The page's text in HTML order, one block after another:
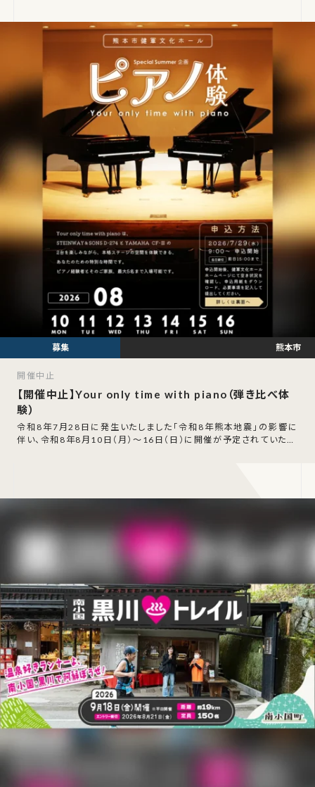
【開催中止】Your only time with piano（弾き比べ体
験）
令和8年7月28日に発生いたしました「令和8年熊本地震」の影響に
伴い、令和8年8月10日（月）～16日（日）に開催が予定されていた「Y
熊本市
開催中止